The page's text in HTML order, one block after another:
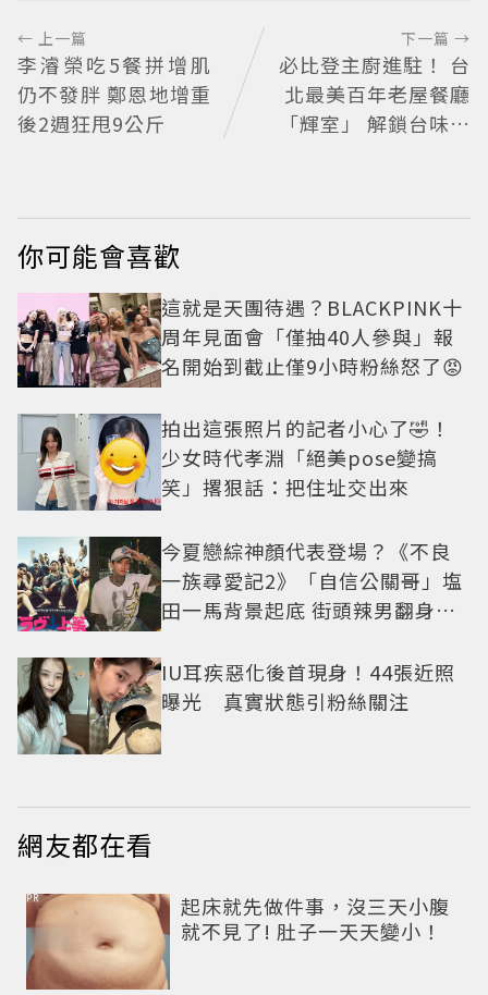
← 上一篇
李濬榮吃5餐拼增肌
仍不發胖 鄭恩地增重
後2週狂甩9公斤
下一篇 →
必比登主廚進駐！ 台
北最美百年老屋餐廳
「輝室」 解鎖台味記
你可能會喜歡
這就是天團待遇？BLACKPINK十
周年見面會「僅抽40人參與」報
名開始到截止僅9小時粉絲怒了😡
拍出這張照片的記者小心了🤣！
少女時代孝淵「絕美pose變搞
笑」撂狠話：把住址交出來
今夏戀綜神顏代表登場？《不良
一族尋愛記2》「自信公關哥」塩
田一馬背景起底 街頭辣男翻身當
IU耳疾惡化後首現身！44張近照
曝光 真實狀態引粉絲關注
網友都在看
起床就先做件事，沒三天小腹
就不見了! 肚子一天天變小！
PR